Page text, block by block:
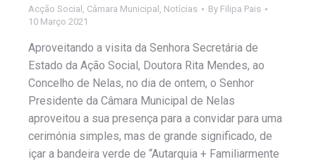
Acção Social , Câmara Municipal , Notícias By Filipa Pais
10 Março 2021
Aproveitando a visita da Senhora Secretária de
Estado da Ação Social, Doutora Rita Mendes, ao
Concelho de Nelas, no dia de ontem, o Senhor
Presidente da Câmara Municipal de Nelas
aproveitou a sua presença para a convidar para uma
cerimónia simples, mas de grande significado, de
içar a bandeira verde de “Autarquia + Familiarmente